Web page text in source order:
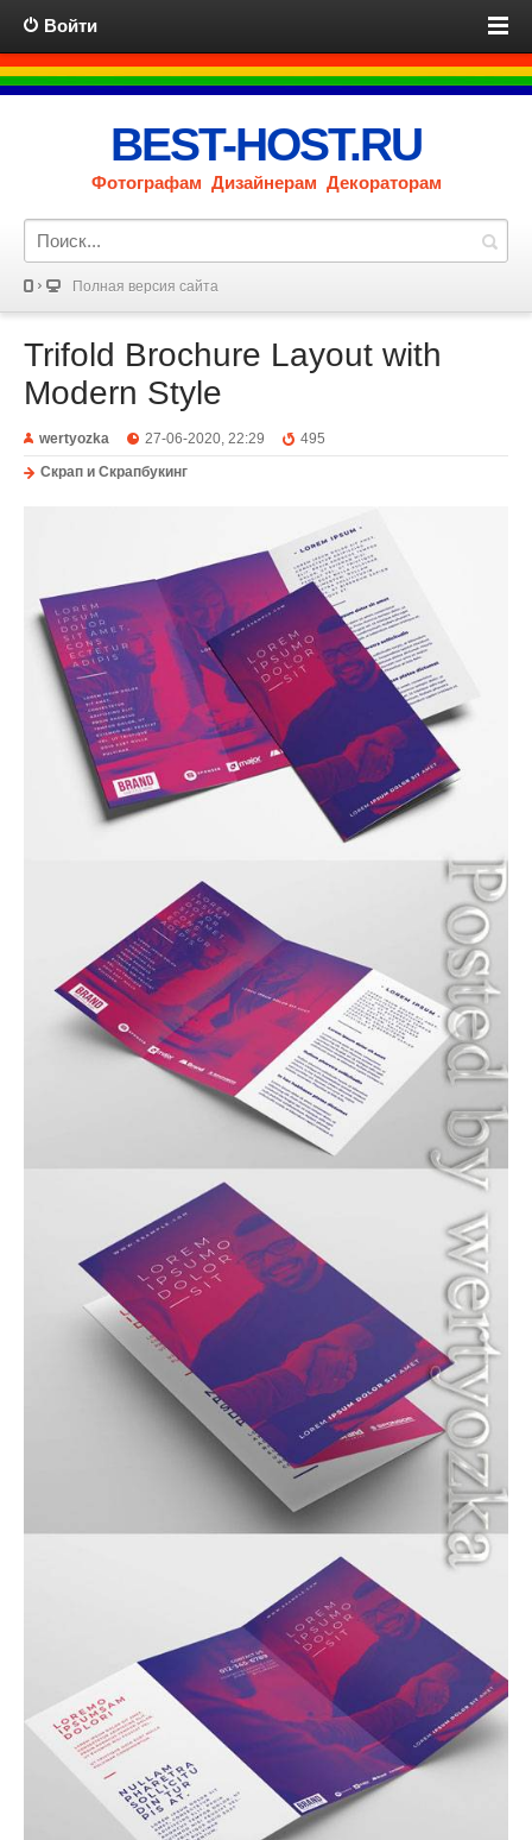
Войти
BEST-HOST.RU
Фотографам Дизайнерам Декораторам
Полная версия сайта
Trifold Brochure Layout with
Modern Style
wertyozka 27-06-2020, 22:29
495
Скрап и Скрапбукинг